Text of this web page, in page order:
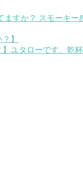
ますか？ スモーキ
ユタローです、乾